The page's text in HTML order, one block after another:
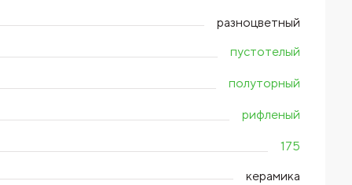
разноцветный
пустотелый
полуторный
рифленый
175
керамика